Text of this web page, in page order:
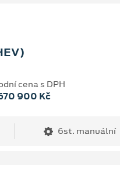
cena s DPH
900 Kč
6st. manuální